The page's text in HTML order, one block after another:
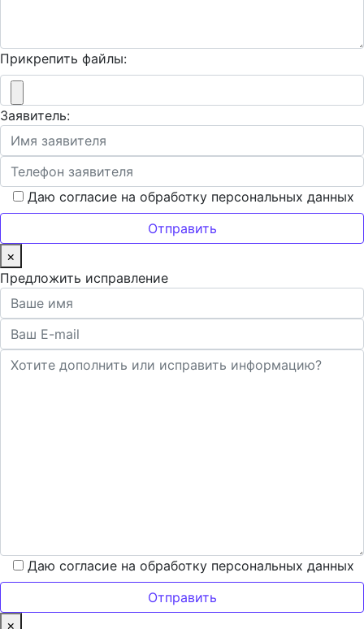
Прикрепить файлы:
Заявитель:
Даю согласие на обработку персональных данных
×
Предложить исправление
Даю согласие на обработку персональных данных
×